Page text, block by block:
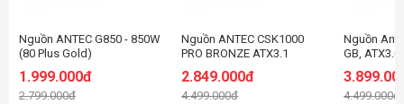
Nguồn ANTEC G850 - 850W
(80 Plus Gold)
1.999.000đ
2.799.000đ
Nguồn ANTEC CSK1000
PRO BRONZE ATX3.1
đen/Semi Modular)
2.849.000đ
4.499.000đ
Nguồn
GB,
MODULAR)
4.499.000đ